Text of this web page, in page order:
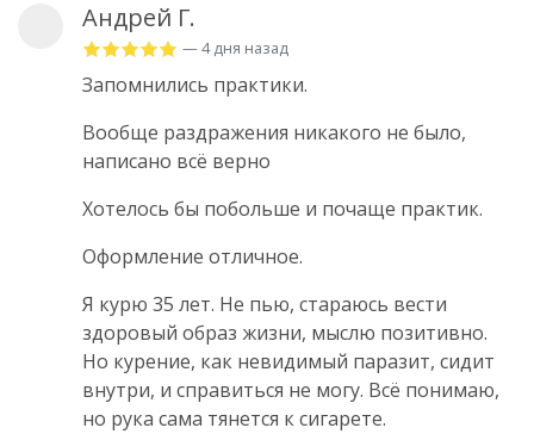
Андрей Г.
— 4 дня назад
Запомнились практики.
Вообще раздражения никакого не было,
написано всё верно
Хотелось бы побольше и почаще практик.
Оформление отличное.
Я курю 35 лет. Не пью, стараюсь вести
здоровый образ жизни, мыслю позитивно.
Но курение, как невидимый паразит, сидит
внутри, и справиться не могу. Всё понимаю,
но рука сама тянется к сигарете.